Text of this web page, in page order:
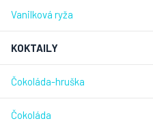
Vanilková ryža
KOKTAILY
Čokoláda-hruška
Čokoláda